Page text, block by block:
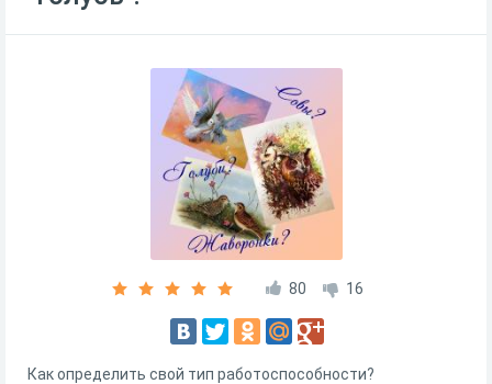
80 16
Как определить свой тип работоспособности?